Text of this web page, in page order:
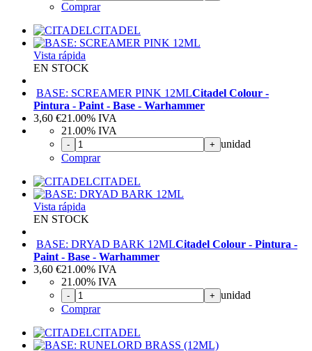
Comprar
CITADEL
Vista rápida
EN STOCK
BASE: SCREAMER PINK 12MLCitadel Colour -
Pintura - Paint - Base - Warhammer
3,60 €21.00% IVA
21.00% IVA
- + unidad
Comprar
CITADEL
Vista rápida
EN STOCK
BASE: DRYAD BARK 12MLCitadel Colour - Pintura -
Paint - Base - Warhammer
3,60 €21.00% IVA
21.00% IVA
- + unidad
Comprar
CITADEL